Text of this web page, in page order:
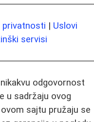
privatnosti | Uslovi
servisi
odgovornost
u sadržaju ovog
sajtu pružaju se